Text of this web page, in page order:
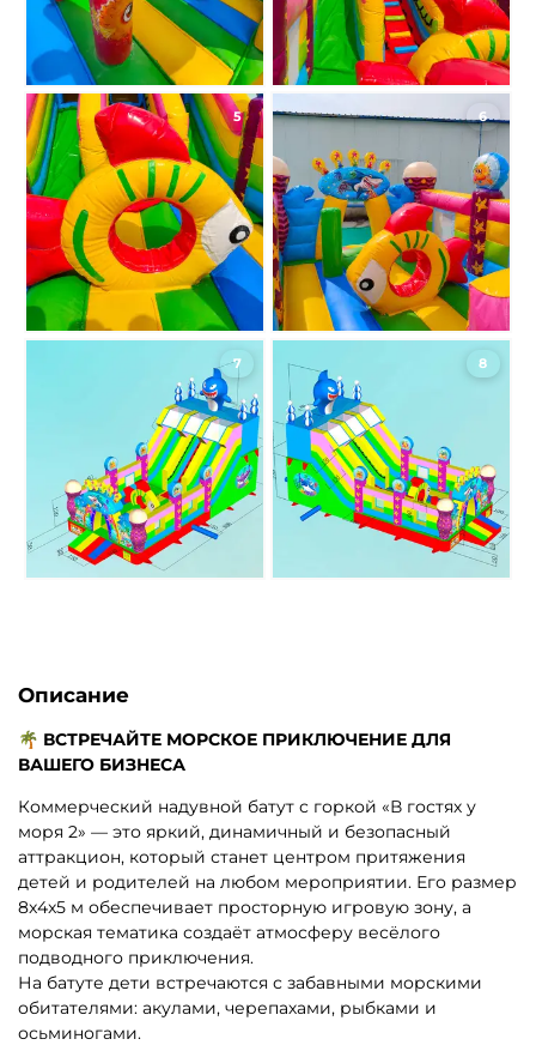
5 6
7 8
Описание
🌴 ВСТРЕЧАЙТЕ МОРСКОЕ ПРИКЛЮЧЕНИЕ ДЛЯ
ВАШЕГО БИЗНЕСА
Коммерческий надувной батут с горкой «В гостях у
моря 2» — это яркий, динамичный и безопасный
аттракцион, который станет центром притяжения
детей и родителей на любом мероприятии. Его размер
8x4x5 м обеспечивает просторную игровую зону, а
морская тематика создаёт атмосферу весёлого
подводного приключения.
На батуте дети встречаются с забавными морскими
обитателями: акулами, черепахами, рыбками и
осьминогами.